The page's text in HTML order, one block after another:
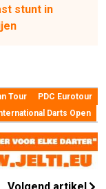
stunt in
Tour
PDC Eurotour
Darts Open